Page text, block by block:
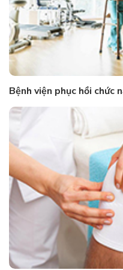
Bệnh viện phục hồi chức